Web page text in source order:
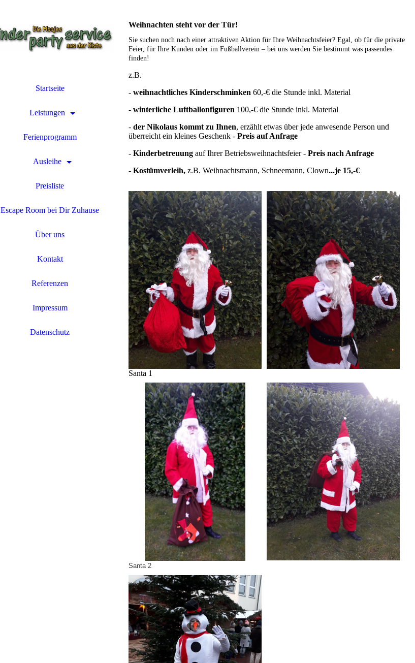
Startseite
Leistungen
Ferienprogramm
Ausleihe
Preisliste
Escape Room bei Dir Zuhause
Über uns
Kontakt
Referenzen
Impressum
Datenschutz
Weihnachten steht vor der Tür!
Sie suchen noch nach einer attraktiven Aktion für Ihre Weihnachtsfeier? Egal, ob für die private
Feier, für Ihre Kunden oder im Fußballverein – bei uns werden Sie bestimmt was passendes
finden!
z.B.
- weihnachtliches Kinderschminken 60,-€ die Stunde inkl. Material
- winterliche Luftballonfiguren 100,-€ die Stunde inkl. Material
- der Nikolaus kommt zu Ihnen, erzählt etwas über jede anwesende Person und
überreicht ein kleines Geschenk - Preis auf Anfrage
- Kinderbetreuung auf Ihrer Betriebsweihnachtsfeier - Preis nach Anfrage
- Kostümverleih, z.B. Weihnachtsmann, Schneemann, Clown...je 15,-€
Santa 1
Santa 2